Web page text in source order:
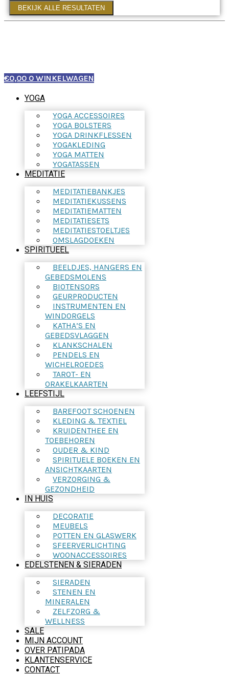
BEKIJK ALLE RESULTATEN
€0,00 0 WINKELWAGEN
YOGA
YOGA ACCESSOIRES
YOGA BOLSTERS
YOGA DRINKFLESSEN
YOGAKLEDING
YOGA MATTEN
YOGATASSEN
MEDITATIE
MEDITATIEBANKJES
MEDITATIEKUSSENS
MEDITATIEMATTEN
MEDITATIESETS
MEDITATIESTOELTJES
OMSLAGDOEKEN
SPIRITUEEL
BEELDJES, HANGERS EN
GEBEDSMOLENS
BIOTENSORS
GEURPRODUCTEN
INSTRUMENTEN EN
WINDORGELS
KATHA’S EN
GEBEDSVLAGGEN
KLANKSCHALEN
PENDELS EN
WICHELROEDES
TAROT- EN
ORAKELKAARTEN
LEEFSTIJL
BAREFOOT SCHOENEN
KLEDING & TEXTIEL
KRUIDENTHEE EN
TOEBEHOREN
OUDER & KIND
SPIRITUELE BOEKEN EN
ANSICHTKAARTEN
VERZORGING &
GEZONDHEID
IN HUIS
DECORATIE
MEUBELS
POTTEN EN GLASWERK
SFEERVERLICHTING
WOONACCESSOIRES
EDELSTENEN & SIERADEN
SIERADEN
STENEN EN
MINERALEN
ZELFZORG &
WELLNESS
SALE
MIJN ACCOUNT
OVER PATIPADA
KLANTENSERVICE
CONTACT